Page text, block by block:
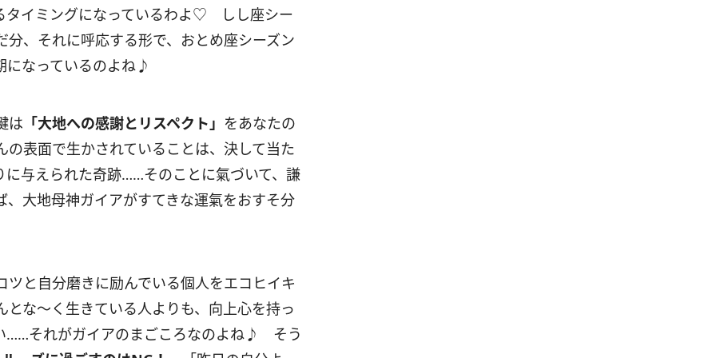
タイミングになっているわよ♡ しし座シー
、それに呼応する形で、おとめ座シーズン
になっているのよね♪
は 「大地への感謝とリスペクト」 をあなたの
表面で生かされていることは、決して当た
に与えられた奇跡……そのことに氣づいて、謙
大地母神ガイアがすてきな運氣をおすそ分
と自分磨きに励んでいる個人をエコヒイキ
な〜く生きている人よりも、向上心を持っ
……それがガイアのまごころなのよね♪ そう